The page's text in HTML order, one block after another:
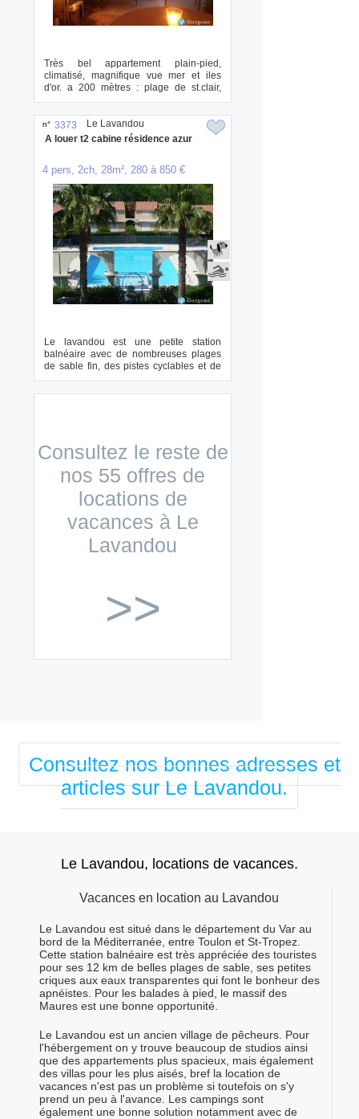
Très bel appartement plain-pied,
climatisé, magnifique vue mer et iles
d'or. a 200 mètres : plage de st.clair,
commerce...
n° 3373
A louer t2 cabine résidence azur
4 pers, 2ch, 28m², 280 à 850 €
Le lavandou est une petite station
balnéaire avec de nombreuses plages
de sable fin, des pistes cyclables et de
belles r...
Le Lavandou
Consultez le reste de
nos 55 offres de
locations de
vacances à Le
Lavandou
>>
Consultez nos bonnes adresses et
articles sur Le Lavandou.
Le Lavandou, locations de vacances.
Vacances en location au Lavandou
Le Lavandou est situé dans le département du Var au
bord de la Méditerranée, entre Toulon et St-Tropez.
Cette station balnéaire est très appréciée des touristes
pour ses 12 km de belles plages de sable, ses petites
criques aux eaux transparentes qui font le bonheur des
apnéistes. Pour les balades à pied, le massif des
Maures est une bonne opportunité.
Le Lavandou est un ancien village de pêcheurs. Pour
l'hébergement on y trouve beaucoup de studios ainsi
que des appartements plus spacieux, mais également
des villas pour les plus aisés, bref la location de
vacances n'est pas un problème si toutefois on s'y
prend un peu à l'avance. Les campings sont
également une bonne solution notamment avec de